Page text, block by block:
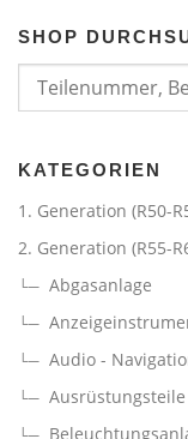
SHOP
KATEGORIEN
1. Generation (R50-
2. Generation (R55-
Abgasanlage
Audio -
Ausrüstungsteile